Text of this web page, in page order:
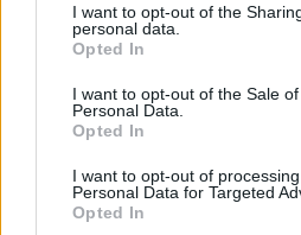
I want to opt-out of the
personal data.
Opted In
I want to opt-out of the Sale
Personal Data.
Opted In
I want to opt-out of
Personal Data for Targeted
Opted In
Διαβουλεύσεις για τα
Θάσου
08.08.2026 - 12.24